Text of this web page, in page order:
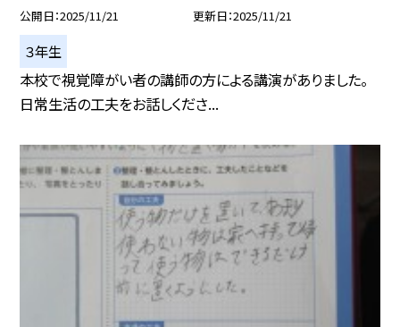
公開日 2025/11/21 更新日 2025/11/21
３年生
本校で視覚障がい者の講師の方による講演がありました。
日常生活の工夫をお話しくださ...